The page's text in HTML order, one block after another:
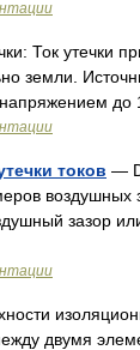
Ток утечки
земли.
напряжением
токов —
воздушных
зазор
двумя